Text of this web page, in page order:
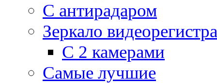
C антирадаром
Зеркало
С 2 камерами
Самые лучшие